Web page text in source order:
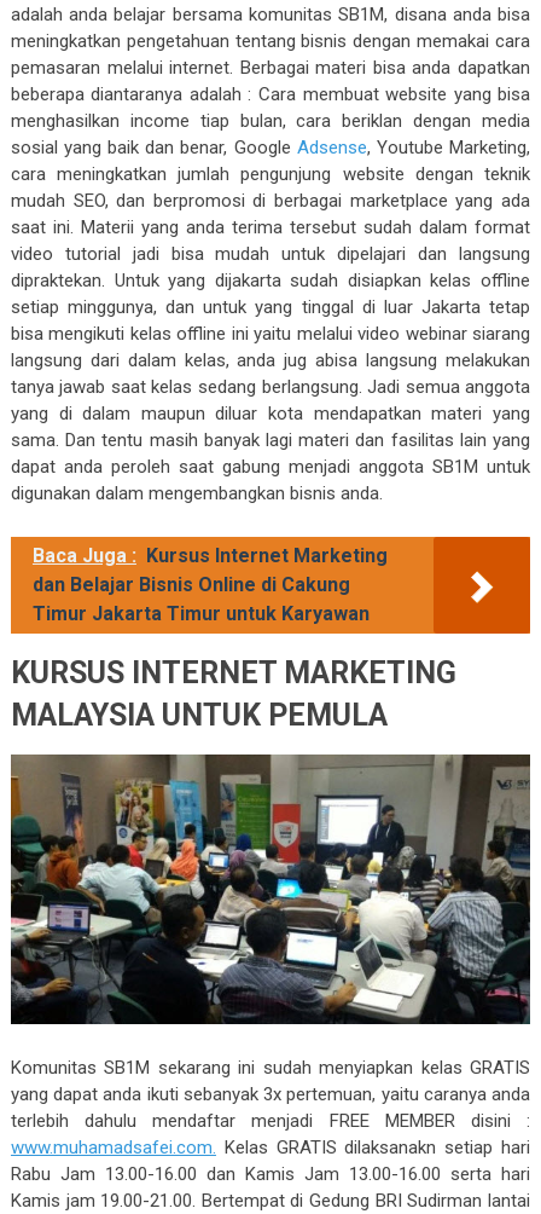
adalah anda belajar bersama komunitas SB1M, disana anda bisa
meningkatkan pengetahuan tentang bisnis dengan memakai cara
pemasaran melalui internet. Berbagai materi bisa anda dapatkan
beberapa diantaranya adalah : Cara membuat website yang bisa
menghasilkan income tiap bulan, cara beriklan dengan media
sosial yang baik dan benar, Google Adsense, Youtube Marketing,
cara meningkatkan jumlah pengunjung website dengan teknik
mudah SEO, dan berpromosi di berbagai marketplace yang ada
saat ini. Materii yang anda terima tersebut sudah dalam format
video tutorial jadi bisa mudah untuk dipelajari dan langsung
dipraktekan. Untuk yang dijakarta sudah disiapkan kelas offline
setiap minggunya, dan untuk yang tinggal di luar Jakarta tetap
bisa mengikuti kelas offline ini yaitu melalui video webinar siarang
langsung dari dalam kelas, anda jug abisa langsung melakukan
tanya jawab saat kelas sedang berlangsung. Jadi semua anggota
yang di dalam maupun diluar kota mendapatkan materi yang
sama. Dan tentu masih banyak lagi materi dan fasilitas lain yang
dapat anda peroleh saat gabung menjadi anggota SB1M untuk
digunakan dalam mengembangkan bisnis anda.
Baca Juga : Kursus Internet Marketing
dan Belajar Bisnis Online di Cakung
Timur Jakarta Timur untuk Karyawan
KURSUS INTERNET MARKETING
MALAYSIA UNTUK PEMULA
Komunitas SB1M sekarang ini sudah menyiapkan kelas GRATIS
yang dapat anda ikuti sebanyak 3x pertemuan, yaitu caranya anda
terlebih dahulu mendaftar menjadi FREE MEMBER disini :
www.muhamadsafei.com. Kelas GRATIS dilaksanakn setiap hari
Rabu Jam 13.00-16.00 dan Kamis Jam 13.00-16.00 serta hari
Kamis jam 19.00-21.00. Bertempat di Gedung BRI Sudirman lantai